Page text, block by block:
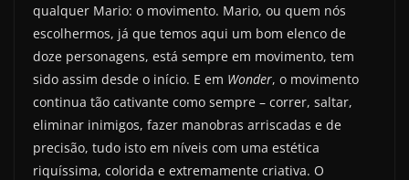
qualquer Mario: o movimento. Mario, ou quem nós
escolhermos, já que temos aqui um bom elenco de
doze personagens, está sempre em movimento, tem
sido assim desde o início. E em Wonder, o movimento
continua tão cativante como sempre – correr, saltar,
eliminar inimigos, fazer manobras arriscadas e de
precisão, tudo isto em níveis com uma estética
riquíssima, colorida e extremamente criativa. O